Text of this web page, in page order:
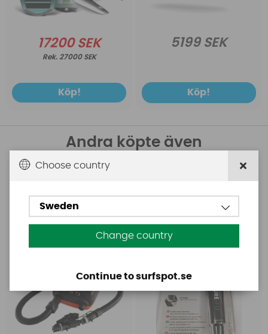
17200 SEK
27000 SEK
Köp!
5199 SEK
Köp!
Andra köpte även
SUP Pump
Choose country
Sweden
Change country
Continue to surfspot.se